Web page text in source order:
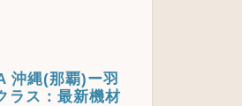
沖縄(那覇)ー羽
ラス：最新機材